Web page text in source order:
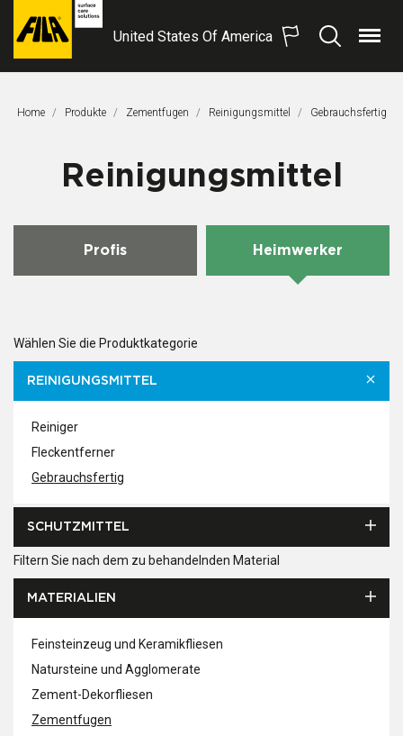
FILA
S.p.A.
United States Of America
SuchenMenü
Home Produkte Zementfugen Reinigungsmittel Aktuelle Seite:
Gebrauchsfertig
Reinigungsmittel
Profis Heimwerker
Wählen Sie die Produktkategorie
REINIGUNGSMITTEL
Reiniger
Fleckentferner
Gebrauchsfertig
SCHUTZMITTEL
Filtern Sie nach dem zu behandelnden Material
MATERIALIEN
Feinsteinzeug und Keramikfliesen
Natursteine und Agglomerate
Zement-Dekorfliesen
Zementfugen